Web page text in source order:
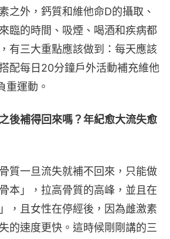
之外，鈣質和維他命D的攝取、
臨的時間、吸煙、喝酒和疾病都
有三大重點應該做到：每天應該
配每日20分鐘戶外活動補充維他
重運動。
後補得回來嗎？年紀愈大流失愈
質一旦流失就補不回來，只能做
本」，拉高骨質的高峰，並且在
，且女性在停經後，因為雌激素
的速度更快。這時候剛剛講的三